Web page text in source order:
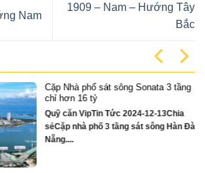
Nam
1909 – Nam – Hướng Tây
Bắc
Cặp Nhà phố sát sông Sonata 3 tầng
chỉ hơn 16 tỷ
Quỹ căn VipTin Tức 2024-12-13Chia
sẻCặp nhà phố 3 tầng sát sông Hàn Đà
Nẵng....